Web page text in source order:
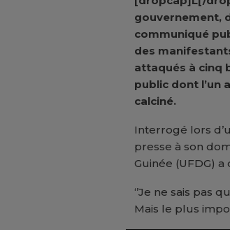
gouvernement,
communiqué
des
attaqués à cinq
public dont l’un
calciné.
Interrogé lors
presse à son
Guinée (UFDG)
‘’Je ne sais pas
Mais le plus